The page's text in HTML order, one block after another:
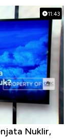
11:43
Nuklir,